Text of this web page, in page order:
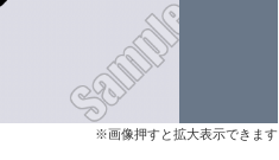
※画像押すと拡大表示できます